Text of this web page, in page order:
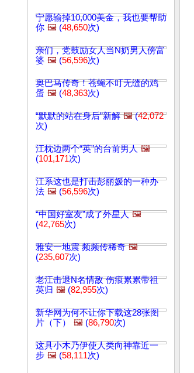
宁愿输掉10,000美金，我也要帮助
你 🖼️ (48,650次)
亲们，党鼓励女人当N奶男人傍富
婆 🖼️ (56,596次)
奥巴马传奇！苍蝇不叮无缝的鸡
蛋 🖼️ (48,363次)
“默默的站在身后”新解 🖼️(42,072
次)
江枕边两个“英”的台前男人 🖼️
(101,171次)
江系这也是打击彭丽媛的一种办
法 🖼️ (56,596次)
“中国好室友”成了外星人 🖼️
(42,765次)
雅安一地震 频频传稀奇 🖼️
(235,607次)
老江击退N名情敌 伤痕累累带祖
英归 🖼️ (82,955次)
新华网为何不让你下载这28张图
片（下）
🖼️ (86,790次)
这具小木乃伊使人类向神靠近一
步 🖼️ (58,111次)